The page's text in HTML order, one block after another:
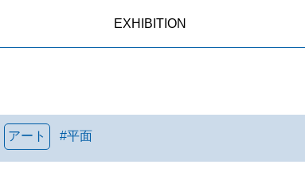
EXHIBITION
アート #平面